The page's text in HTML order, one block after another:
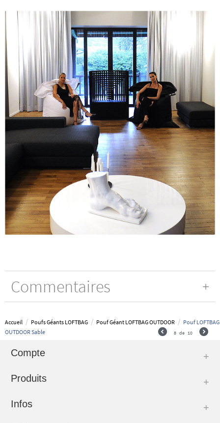
Commentaires
Accueil / Poufs Géants LOFTBAG / Pouf Géant LOFTBAG OUTDOOR / Pouf LOFTBAG
OUTDOOR Sable
8 de 10
Compte
Produits
Infos